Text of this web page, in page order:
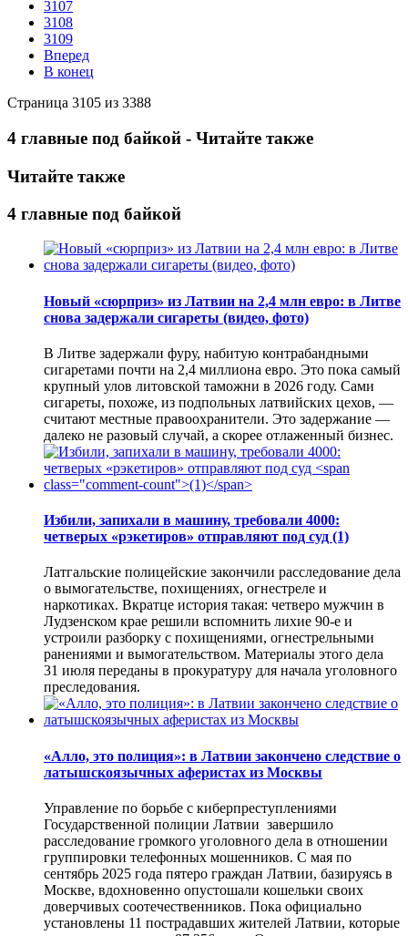
3107
3108
3109
Вперед
В конец
Страница 3105 из 3388
4 главные под байкой - Читайте также
Читайте также
4 главные под байкой
Новый «сюрприз» из Латвии на 2,4 млн евро: в Литве
снова задержали сигареты (видео, фото)
В Литве задержали фуру, набитую контрабандными
сигаретами почти на 2,4 миллиона евро. Это пока самый
крупный улов литовской таможни в 2026 году. Сами
сигареты, похоже, из подпольных латвийских цехов, —
считают местные правоохранители. Это задержание —
далеко не разовый случай, а скорее отлаженный бизнес.
Избили, запихали в машину, требовали 4000:
четверых «рэкетиров» отправляют под суд (1)
Латгальские полицейские закончили расследование дела
о вымогательстве, похищениях, огнестреле и
наркотиках. Вкратце история такая: четверо мужчин в
Лудзенском крае решили вспомнить лихие 90-е и
устроили разборку с похищениями, огнестрельными
ранениями и вымогательством. Материалы этого дела
31 июля переданы в прокуратуру для начала уголовного
преследования.
«Алло, это полиция»: в Латвии закончено следствие о
латышскоязычных аферистах из Москвы
Управление по борьбе с киберпреступлениями
Государственной полиции Латвии завершило
расследование громкого уголовного дела в отношении
группировки телефонных мошенников. С мая по
сентябрь 2025 года пятеро граждан Латвии, базируясь в
Москве, вдохновенно опустошали кошельки своих
доверчивых соотечественников. Пока официально
установлены 11 пострадавших жителей Латвии, которые